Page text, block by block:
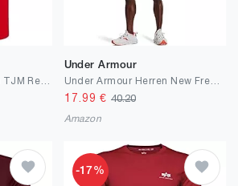
Under Armour
17.99 € 40.20
Amazon
-17%